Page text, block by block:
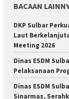
BACAAN
DKP Sulbar
Laut
Meeting 2026
Dinas ESDM
Pelaksanaan
Dinas ESDM
Sinarmas,